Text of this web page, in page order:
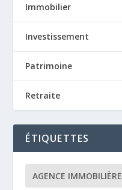
Immobilier
Investissement
Patrimoine
Retraite
ÉTIQUETTES
AGENCE IMMOBILIÈRE